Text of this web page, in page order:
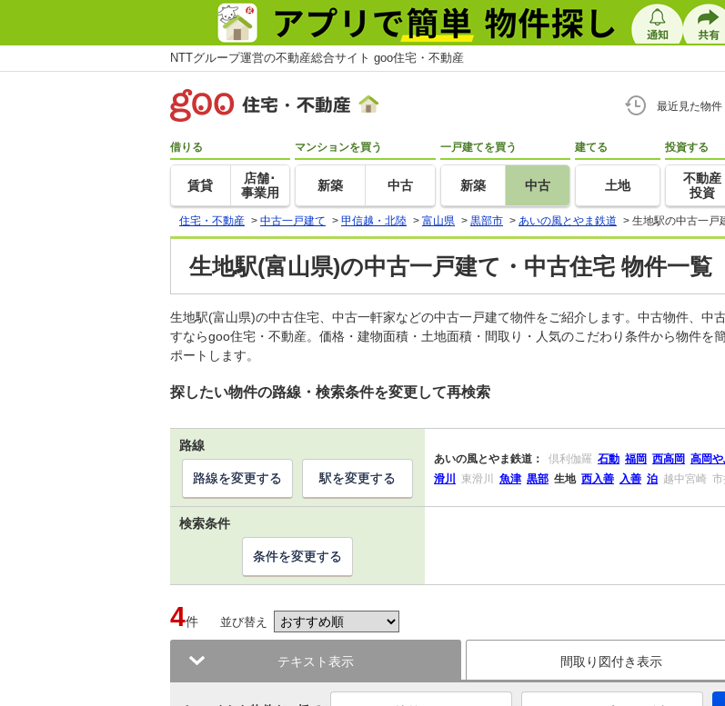
NTTグループ運営の不動産総合サイト goo住宅・不動産
最近見た物件
借りる
賃貸
店舗･
事業用
マンションを買う
新築 中古
一戸建てを買う
新築 中古
建てる
土地
投資する
不動産
投資
住宅・不動産 > 中古一戸建て > 甲信越・北陸 > 富山県 > 黒部市 > あいの風とやま鉄道 > 生地駅の中古一戸
生地駅(富山県)の中古一戸建て・中古住宅 物件一覧
生地駅(富山県)の中古住宅、中古一軒家などの中古一戸建て物件をご紹介します。中古物件、中
すならgoo住宅・不動産。価格・建物面積・土地面積・間取り・人気のこだわり条件から物件を
ポートします。
探したい物件の路線・検索条件を変更して再検索
路線
あいの風とやま鉄道： 倶利伽羅 石動 福岡 西高岡 高岡
滑川
東滑川 魚津 黒部 生地 西入善 入善 泊 越中宮崎 市
路線を変更する 駅を変更する
検索条件
条件を変更する
4件 並び替え
テキスト表示 間取り図付き表示